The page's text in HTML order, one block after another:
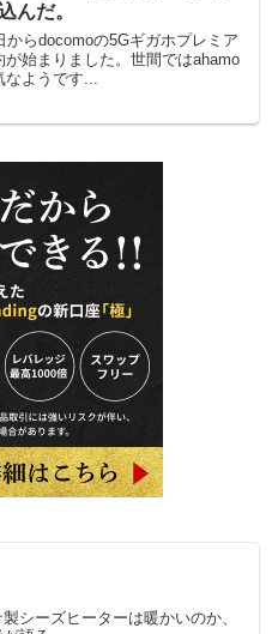
んだ。
からdocomoの5Gギガホプレミア
が始まりました。世間ではahamo
なようです...
製シーズヒーターは暖かいのか、